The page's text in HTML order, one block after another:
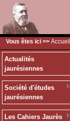
Vous êtes ici >> Accueil
Actualités
jaurésiennes
Société d'études
jaurésiennes
Les Cahiers Jaurès